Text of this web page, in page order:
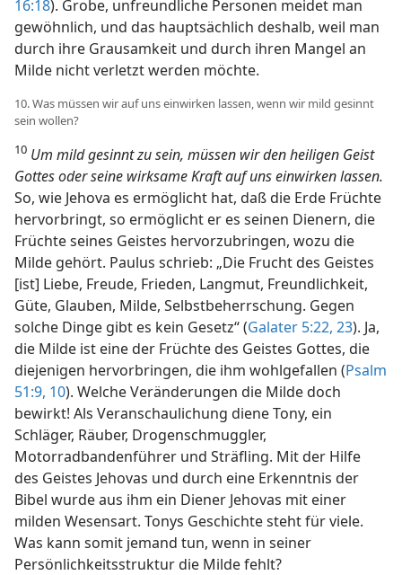
16:18). Grobe, unfreundliche Personen meidet man
gewöhnlich, und das hauptsächlich deshalb, weil man
durch ihre Grausamkeit und durch ihren Mangel an
Milde nicht verletzt werden möchte.
10. Was müssen wir auf uns einwirken lassen, wenn wir mild gesinnt
sein wollen?
10 Um mild gesinnt zu sein, müssen wir den heiligen Geist
Gottes oder seine wirksame Kraft auf uns einwirken lassen.
So, wie Jehova es ermöglicht hat, daß die Erde Früchte
hervorbringt, so ermöglicht er es seinen Dienern, die
Früchte seines Geistes hervorzubringen, wozu die
Milde gehört. Paulus schrieb: „Die Frucht des Geistes
[ist] Liebe, Freude, Frieden, Langmut, Freundlichkeit,
Güte, Glauben, Milde, Selbstbeherrschung. Gegen
solche Dinge gibt es kein Gesetz“ (Galater 5:22, 23). Ja,
die Milde ist eine der Früchte des Geistes Gottes, die
diejenigen hervorbringen, die ihm wohlgefallen (Psalm
51:9, 10). Welche Veränderungen die Milde doch
bewirkt! Als Veranschaulichung diene Tony, ein
Schläger, Räuber, Drogenschmuggler,
Motorradbandenführer und Sträfling. Mit der Hilfe
des Geistes Jehovas und durch eine Erkenntnis der
Bibel wurde aus ihm ein Diener Jehovas mit einer
milden Wesensart. Tonys Geschichte steht für viele.
Was kann somit jemand tun, wenn in seiner
Persönlichkeitsstruktur die Milde fehlt?